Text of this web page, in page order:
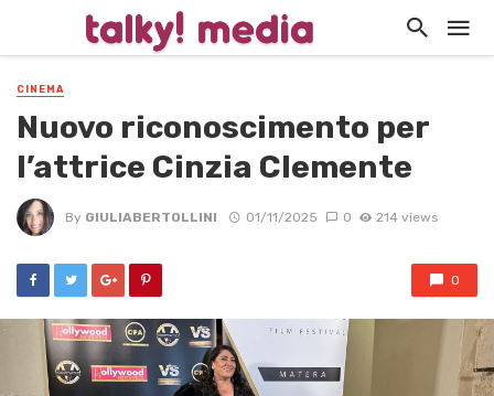
CINEMA
Nuovo riconoscimento per
l’attrice Cinzia Clemente
By GIULIABERTOLLINI 01/11/2025 0 214 views
0